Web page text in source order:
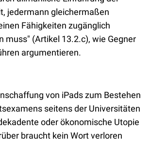
jedermann gleichermaßen
Fähigkeiten zugänglich
muss" (Artikel 13.2.c), wie Gegner
argumentieren.
von iPads zum Bestehen
seitens der Universitäten
oder ökonomische Utopie
braucht kein Wort verloren